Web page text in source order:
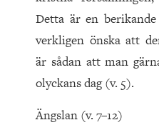
Detta är en
verkligen önska att
är sådan att man
olyckans dag (v. 5).
Ängslan (v. 7–12)